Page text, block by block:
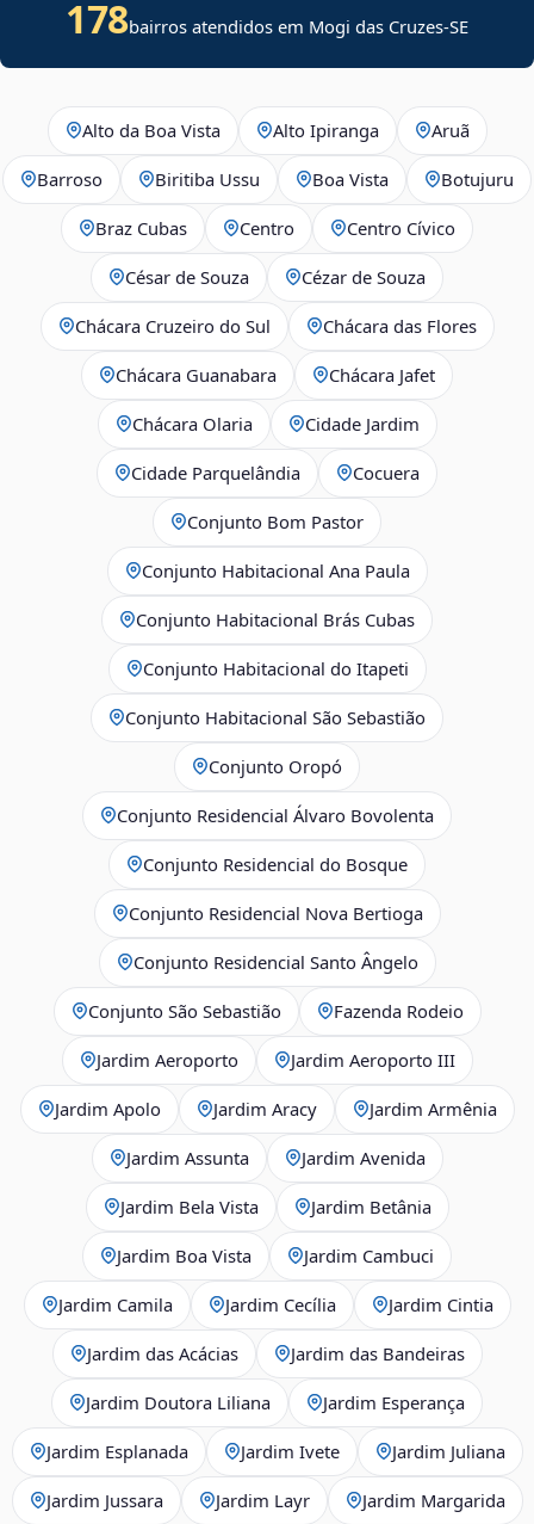
178bairros atendidos em Mogi das Cruzes-SE
Alto da Boa Vista Alto Ipiranga Aruã
Barroso Biritiba Ussu Boa Vista Botujuru
Braz Cubas Centro Centro Cívico
César de Souza Cézar de Souza
Chácara Cruzeiro do Sul Chácara das Flores
Chácara Guanabara Chácara Jafet
Chácara Olaria Cidade Jardim
Cidade Parquelândia Cocuera
Conjunto Bom Pastor
Conjunto Habitacional Ana Paula
Conjunto Habitacional Brás Cubas
Conjunto Habitacional do Itapeti
Conjunto Habitacional São Sebastião
Conjunto Oropó
Conjunto Residencial Álvaro Bovolenta
Conjunto Residencial do Bosque
Conjunto Residencial Nova Bertioga
Conjunto Residencial Santo Ângelo
Conjunto São Sebastião Fazenda Rodeio
Jardim Aeroporto Jardim Aeroporto III
Jardim Apolo Jardim Aracy Jardim Armênia
Jardim Assunta Jardim Avenida
Jardim Bela Vista Jardim Betânia
Jardim Boa Vista Jardim Cambuci
Jardim Camila Jardim Cecília Jardim Cintia
Jardim das Acácias Jardim das Bandeiras
Jardim Doutora Liliana Jardim Esperança
Jardim Esplanada Jardim Ivete Jardim Juliana
Jardim Jussara Jardim Layr Jardim Margarida